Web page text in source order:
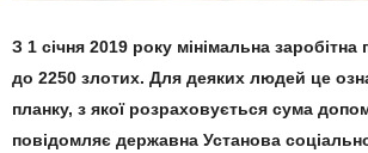
З 1 січня 2019 року мінімальна заробітна
до 2250 злотих. Для деяких людей це
планку, з якої розраховується сума
повідомляє державна Установа